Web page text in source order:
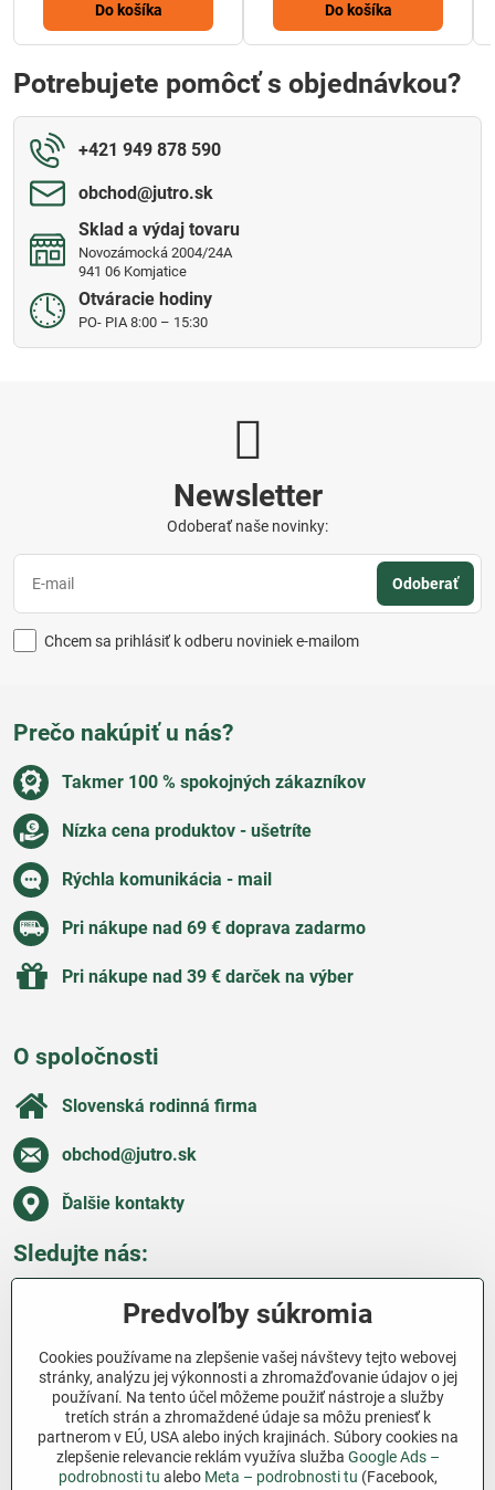
Do košíka Do košíka
Potrebujete pomôcť s objednávkou?
+421 949 878 590
obchod​@jutro​.sk
Sklad a výdaj tovaru
Novozámocká 2004/24A
941 06 Komjatice
Otváracie hodiny
PO- PIA 8:00 – 15:30
Newsletter
Odoberať naše novinky:
Odoberať
Chcem sa prihlásiť k odberu noviniek e-mailom
Prečo nakúpiť u nás?
Takmer 100 % spokojných zákazníkov
Nízka cena produktov - ušetríte
Rýchla komunikácia - mail
Pri nákupe nad 69 € doprava zadarmo
Pri nákupe nad 39 € darček na výber
O spoločnosti
Slovenská rodinná firma
obchod​@jutro​.sk
Ďalšie kontakty
Sledujte nás:
Všetko o nákupe
Ďakujeme za podporu
Sme slovenský e-shop bez dotácií​. Fungujeme len
vďaka vám – ľuďom, ktorí veria v poctivú prácu a
Predvoľby súkromia
Cookies používame na zlepšenie vašej návštevy tejto webovej
stránky, analýzu jej výkonnosti a zhromažďovanie údajov o jej
používaní. Na tento účel môžeme použiť nástroje a služby
tretích strán a zhromaždené údaje sa môžu preniesť k
partnerom v EÚ, USA alebo iných krajinách. Súbory cookies na
zlepšenie relevancie reklám využíva služba Google Ads –
podrobnosti tu alebo Meta – podrobnosti tu (Facebook,